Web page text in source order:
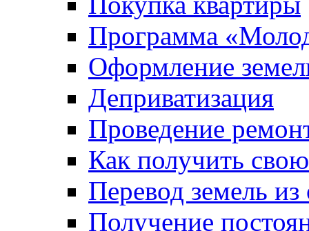
Программа
Оформление
Деприватизация
Проведение
Как получить
Перевод земель
Получение